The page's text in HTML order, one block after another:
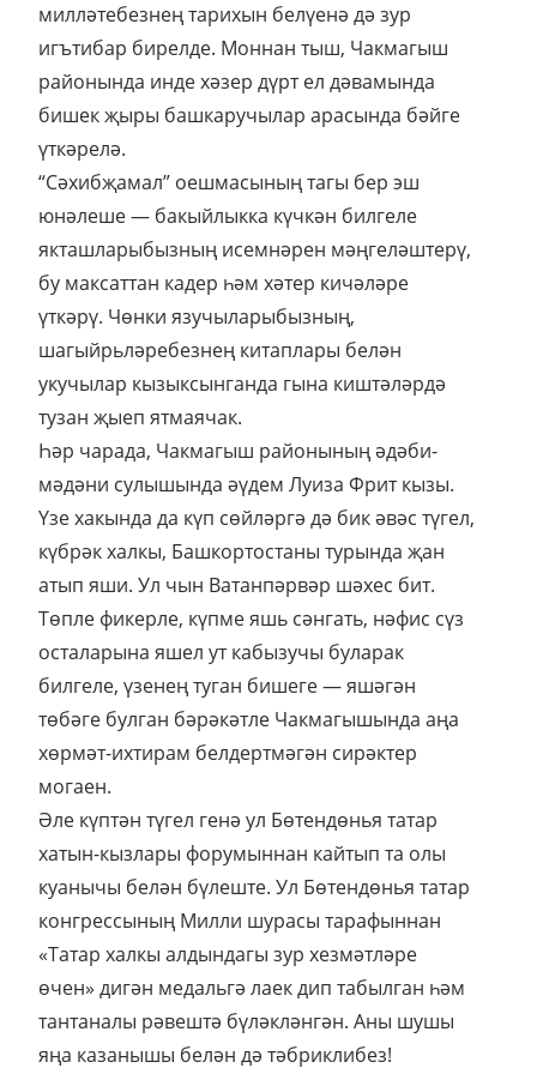
милләтебезнең тарихын белүенә дә зур
игътибар бирелде. Моннан тыш, Чакмагыш
районында инде хәзер дүрт ел дәвамында
бишек җыры башкаручылар арасында бәйге
үткәрелә.
“Сәхибҗамал” оешмасының тагы бер эш
юнәлеше — бакыйлыкка күчкән билгеле
якташларыбызның исемнәрен мәңгеләштерү,
бу максаттан кадер һәм хәтер кичәләре
үткәрү. Чөнки язучыларыбызның,
шагыйрьләребезнең китаплары белән
укучылар кызыксынганда гына киштәләрдә
тузан җыеп ятмаячак.
Һәр чарада, Чакмагыш районының әдәби-
мәдәни сулышында әүдем Луиза Фрит кызы.
Үзе хакында да күп сөйләргә дә бик әвәс түгел,
күбрәк халкы, Башкортостаны турында җан
атып яши. Ул чын Ватанпәрвәр шәхес бит.
Төпле фикерле, күпме яшь сәнгать, нәфис сүз
осталарына яшел ут кабызучы буларак
билгеле, үзенең туган бишеге — яшәгән
төбәге булган бәрәкәтле Чакмагышында аңа
хөрмәт-ихтирам белдертмәгән сирәктер
могаен.
Әле күптән түгел генә ул Бөтендөнья татар
хатын-кызлары форумыннан кайтып та олы
куанычы белән бүлеште. Ул Бөтендөнья татар
конгрессының Милли шурасы тарафыннан
«Татар халкы алдындагы зур хезмәтләре
өчен» дигән медальгә лаек дип табылган һәм
тантаналы рәвештә бүләкләнгән. Аны шушы
яңа казанышы белән дә тәбриклибез!